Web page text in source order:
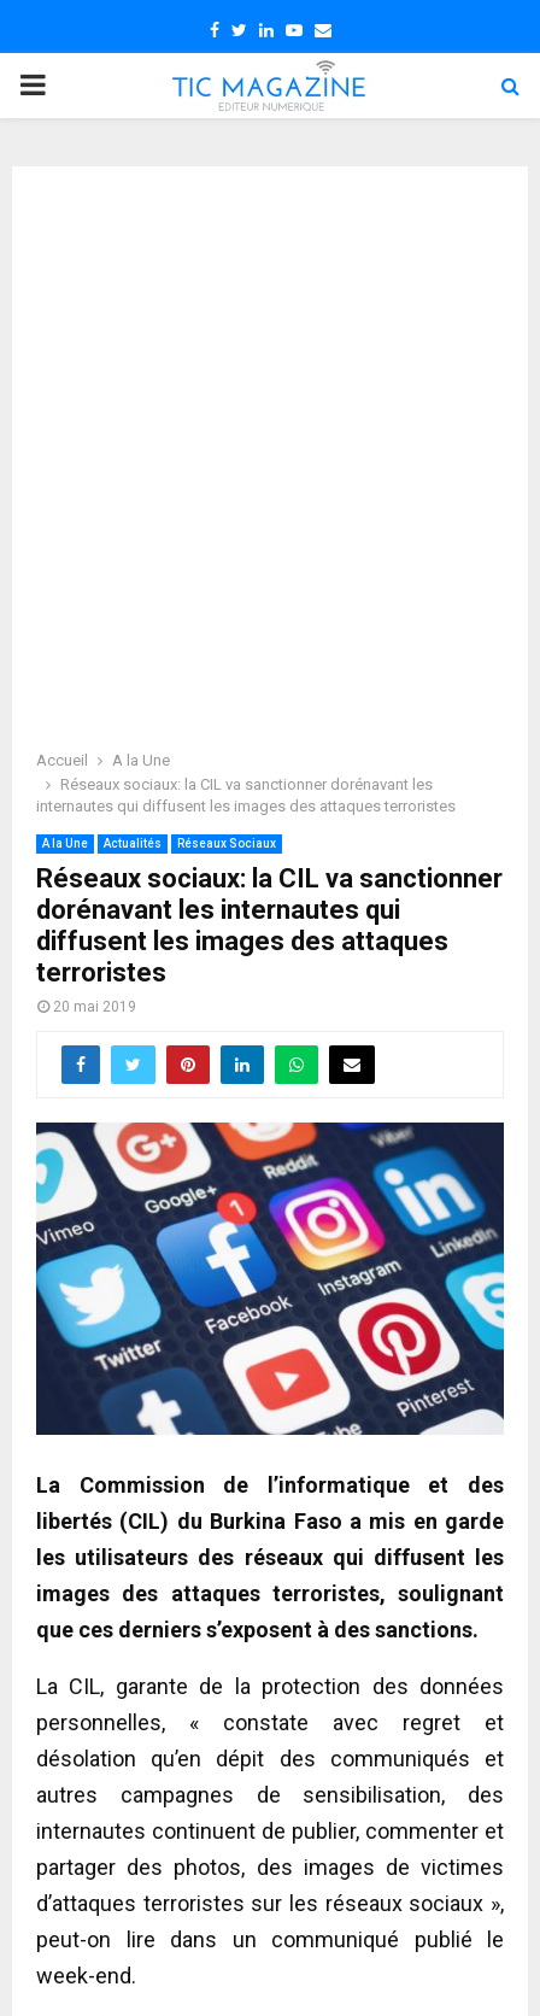
Facebook
TwitterLinkedin
Youtube
Email
PRIMARY
Accueil
A la Une
Réseaux sociaux: la CIL va sanctionner dorénavant les
internautes qui diffusent les images des attaques terroristes
A la Une Actualités Réseaux Sociaux
Réseaux sociaux: la CIL va sanctionner
dorénavant les internautes qui
diffusent les images des attaques
terroristes
20 mai 2019
La Commission de l’informatique et des
libertés (CIL) du Burkina Faso a mis en garde
les utilisateurs des réseaux qui diffusent les
images des attaques terroristes, soulignant
que ces derniers s’exposent à des sanctions.
La CIL, garante de la protection des données
personnelles, « constate avec regret et
désolation qu’en dépit des communiqués et
autres campagnes de sensibilisation, des
internautes continuent de publier, commenter et
partager des photos, des images de victimes
d’attaques terroristes sur les réseaux sociaux »,
peut-on lire dans un communiqué publié le
week-end.